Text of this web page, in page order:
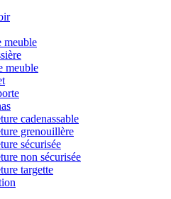
meuble
meuble
cadenassable
grenouillère
sécurisée
non sécurisée
targette